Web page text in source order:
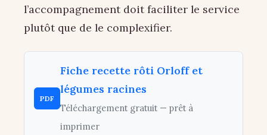
l’accompagnement doit faciliter le service
plutôt que de le complexifier.
PDF
Fiche recette rôti Orloff et
légumes racines
Téléchargement gratuit — prêt à
imprimer